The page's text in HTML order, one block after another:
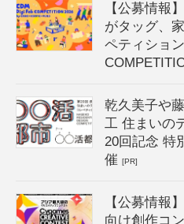
【公募情報
がタッグ、
ペティショ
乾久美子や
工 住まいの
20回記念 特
催[PR]
【公募情報
向け創作コ